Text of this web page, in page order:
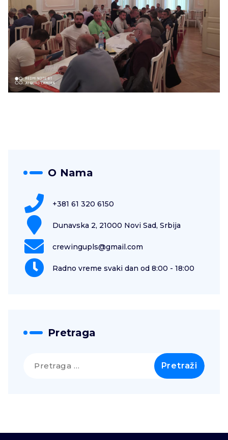
O Nama
+381 61 320 6150
Dunavska 2, 21000 Novi Sad, Srbija
crewingupls@gmail.com
Radno vreme svaki dan od 8:00 - 18:00
Pretraga